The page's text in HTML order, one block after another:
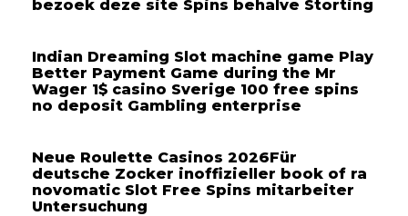
bezoek deze site Spins behalve Storting
Indian Dreaming Slot machine game Play
Better Payment Game during the Mr
Wager 1$ casino Sverige 100 free spins
no deposit Gambling enterprise
Neue Roulette Casinos 2026Für
deutsche Zocker inoffizieller book of ra
novomatic Slot Free Spins mitarbeiter
Untersuchung